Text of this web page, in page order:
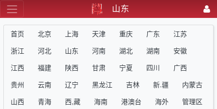
山东
首页 北京 上海 天津 重庆 广东
江苏
浙江
河北 山东 河南 湖北 湖南
安徽
江西
福建 陕西 甘肃 宁夏 四川
广西
贵州
云南 辽宁 黑龙江 吉林 新.疆
内蒙古
山西
青海 西,藏 海南 港澳台 海外
管理区